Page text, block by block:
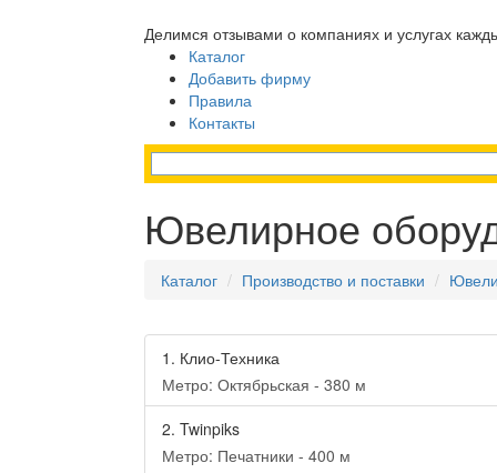
Делимся отзывами о компаниях и услугах
Каталог
Добавить фирму
Правила
Контакты
Ювелирное
Каталог Производство и поставки
1. Клио-Техника
Метро: Октябрьская - 380 м
2. Twinpiks
Метро: Печатники - 400 м